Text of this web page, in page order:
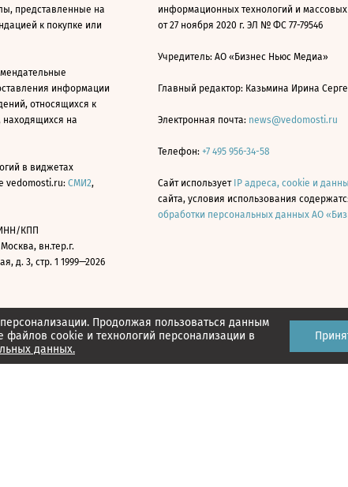
Продолжая пользоваться данным
файлов cookie и технологий персонализации в
данных.
представленные на
к покупке или
информации
относящихся к
находящихся на
в виджетах
vedomosti.ru: СМИ2,
КПП
Москва, вн.тер.г.
д. 3, стр. 1 1999—2026
информационных технологий и
от 27 ноября 2020 г. ЭЛ № ФС 77-79546
Учредитель: АО «Бизнес Ньюс Медиа»
Главный редактор: Казьмина Ирина
Электронная почта: news@vedomosti.ru
Телефон: +7 495 956-34-58
Сайт использует IP адреса, cookie и
сайта, условия использования
обработки персональных данных АО